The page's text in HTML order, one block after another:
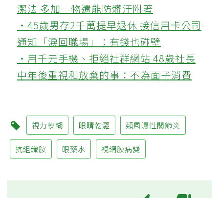
潔法 多加一物還能防髒汙附著
‧45歲男存2千萬提早退休 接信用卡公司
通知「淚回職場」：有錢也碰壁
‧用千元手機、拒絕社群網站 48歲社長
中年後重視和放棄的事：不為面子消費
視力模糊 眼睛乾澀 類風濕性關節炎
抗組織胺 眼藥水 視網膜病變